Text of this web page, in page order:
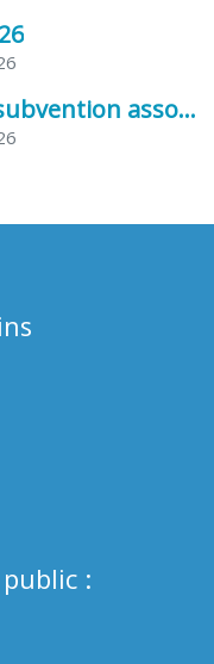
CERFA demande de subvention association
: